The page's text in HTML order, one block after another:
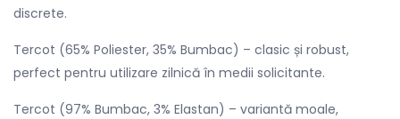
discrete.
Tercot (65% Poliester, 35% Bumbac) – clasic și robust,
perfect pentru utilizare zilnică în medii solicitante.
Tercot (97% Bumbac, 3% Elastan) – variantă moale,